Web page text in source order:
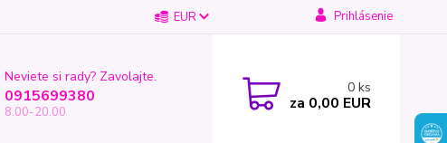
EUR Prihlásenie
Neviete si rady? Zavolajte.
0915699380
8.00-20.00
0 ks
za 0,00 EUR